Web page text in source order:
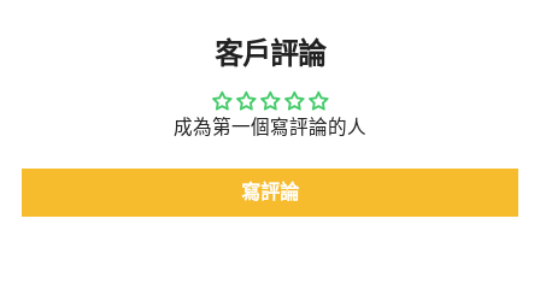
客戶評論
成為第一個寫評論的人
寫評論